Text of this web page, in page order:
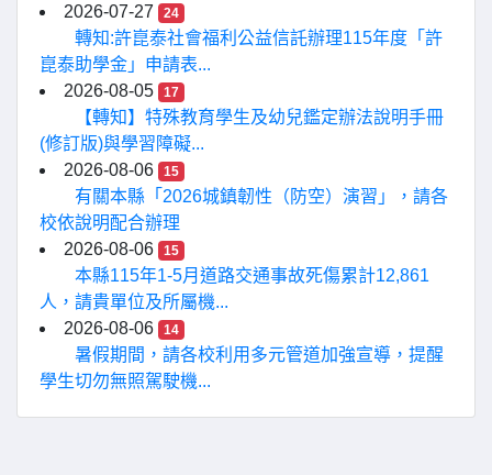
2026-07-27
24
轉知:許崑泰社會福利公益信託辦理115年度「許
崑泰助學金」申請表...
2026-08-05
17
【轉知】特殊教育學生及幼兒鑑定辦法說明手冊
(修訂版)與學習障礙...
2026-08-06
15
有關本縣「2026城鎮韌性（防空）演習」，請各
校依說明配合辦理
2026-08-06
15
本縣115年1-5月道路交通事故死傷累計12,861
人，請貴單位及所屬機...
2026-08-06
14
暑假期間，請各校利用多元管道加強宣導，提醒
學生切勿無照駕駛機...